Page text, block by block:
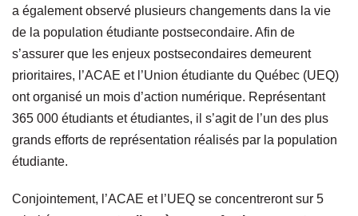
a également observé plusieurs changements dans la vie
de la population étudiante postsecondaire. Afin de
s’assurer que les enjeux postsecondaires demeurent
prioritaires, l’ACAE et l’Union étudiante du Québec (UEQ)
ont organisé un mois d’action numérique. Représentant
365 000 étudiants et étudiantes, il s’agit de l’un des plus
grands efforts de représentation réalisés par la population
étudiante.
Conjointement, l’ACAE et l’UEQ se concentreront sur 5